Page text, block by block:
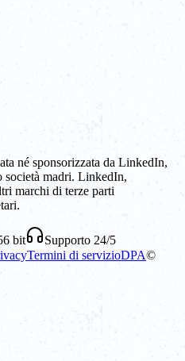
né sponsorizzata da LinkedIn,
società madri. LinkedIn,
marchi di terze parti
bit Supporto 24/5
Termini di servizioDPA©